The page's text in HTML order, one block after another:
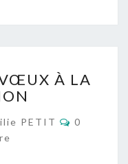
À LA
PETIT
0